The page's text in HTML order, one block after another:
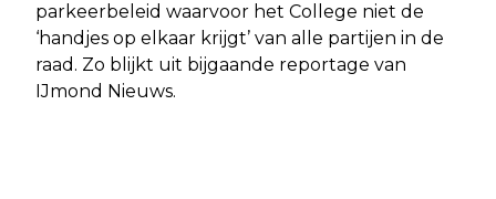
parkeerbeleid waarvoor het College niet de
‘handjes op elkaar krijgt’ van alle partijen in de
raad. Zo blijkt uit bijgaande reportage van
IJmond Nieuws.